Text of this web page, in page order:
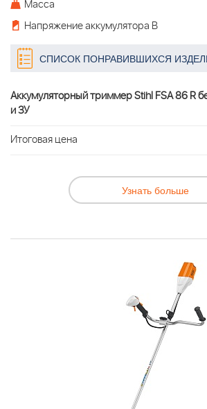
Масса
Напряжение аккумулятора В
СПИСОК ПОНРАВИВШИХСЯ
Аккумуляторный триммер Stihl FSA 86 R
и ЗУ
Итоговая цена
Узнать больше